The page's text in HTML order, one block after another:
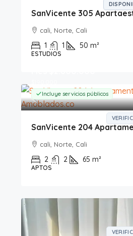
SanVicente 305
cali, Norte, Cali
1 1 50 m²
ESTUDIOS
Incluye servicios públicos
SanVicente 204
cali, Norte, Cali
2 2 65 m²
APTOS